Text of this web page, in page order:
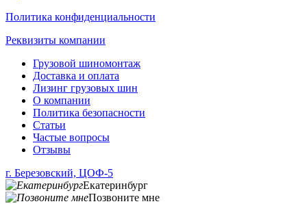
Политика конфиденциальности
Реквизиты компании
Грузовой шиномонтаж
Доставка и оплата
Лизинг грузовых шин
О компании
Политика безопасности
Статьи
Частые вопросы
Отзывы
г. Березовский, ЦОФ-5
Екатеринбург
Позвоните мне